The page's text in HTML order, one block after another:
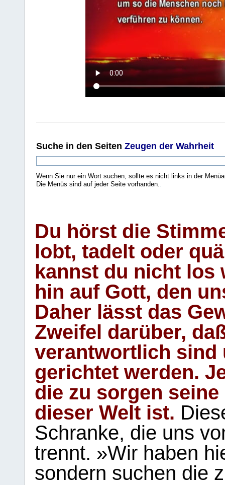
Suche in den Seiten Zeugen der Wahrheit
Wenn Sie nur ein Wort suchen, sollte es nicht links in der
Die Menüs sind auf jeder Seite vorhanden..
Du hörst die
lobt, tadelt oder
kannst du nicht los
hin auf Gott, den
Daher lässt das
Zweifel darüber,
verantwortlich sind
gerichtet werden.
die zu sorgen
dieser Welt ist.
Schranke, die uns
trennt. »Wir haben
sondern suchen die